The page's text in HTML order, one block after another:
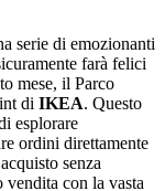
serie di emozionanti
farà felici
mese, il Parco
di IKEA. Questo
esplorare
ordini direttamente
senza
vendita con la vasta